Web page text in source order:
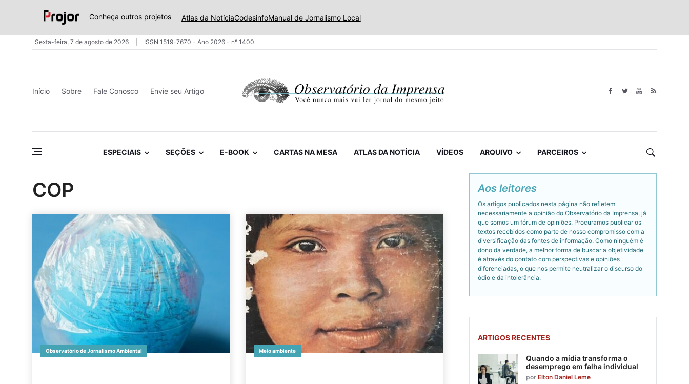
Conheça outros projetos Atlas da NotíciaCodesinfoManual de Jornalismo Local
Sexta-feira, 7 de agosto de 2026 ISSN 1519-7670 - Ano 2026 - nº 1400
Início Sobre Fale Conosco Envie seu Artigo
ESPECIAIS SEÇÕES E-BOOK CARTAS NA MESA ATLAS DA NOTÍCIA VÍDEOS ARQUIVO PARCEIROS
COP
Observatório de Jornalismo Ambiental Meio ambiente
Aos leitores
Os artigos publicados nesta página não refletem
necessariamente a opinião do Observatório da Imprensa, já
que somos um fórum de opiniões. Procuramos publicar os
textos recebidos como parte de nosso compromisso com a
diversificação das fontes de informação. Como ninguém é
dono da verdade, a melhor forma de buscar a objetividade
é através do contato com perspectivas e opiniões
diferenciadas, o que nos permite neutralizar o discurso do
ódio e da intolerância.
ARTIGOS RECENTES
Quando a mídia transforma o
desemprego em falha individual
por Elton Daniel Leme